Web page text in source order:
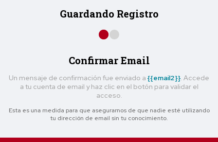
Guardando Registro
Confirmar Email
Un mensaje de confirmación fue enviado a {{email2}}. Accede
a tu cuenta de email y haz clic en el botón para validar el
acceso.
Esta es una medida para que asegurarnos de que nadie esté utilizando
tu dirección de email sin tu conocimiento.